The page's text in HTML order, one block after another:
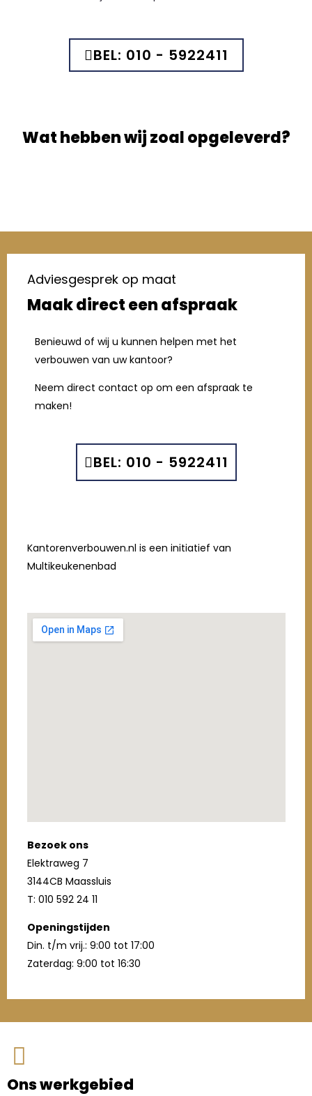
BEL: 010 - 5922411
Wat hebben wij zoal opgeleverd?
Adviesgesprek op maat
Maak direct een afspraak
Benieuwd of wij u kunnen helpen met het
verbouwen van uw kantoor?
Neem direct contact op om een afspraak te
maken!
BEL: 010 - 5922411
Kantorenverbouwen.nl is een initiatief van
Multikeukenenbad
Bezoek ons
Elektraweg 7
3144CB Maassluis
T: 010 592 24 11
Openingstijden
Din. t/m vrij.: 9:00 tot 17:00
Zaterdag: 9:00 tot 16:30
Ons werkgebied